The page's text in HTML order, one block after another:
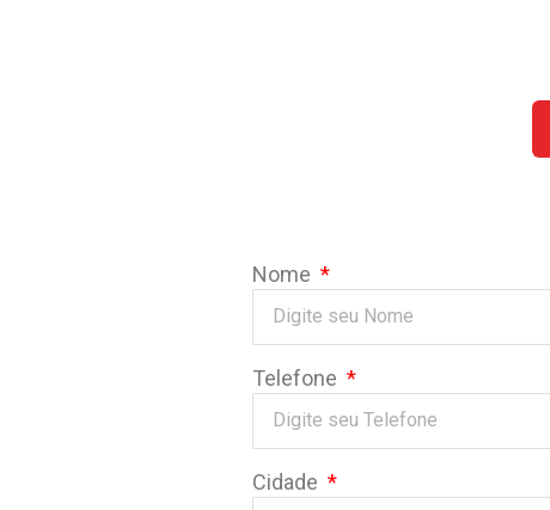
Nome
Telefone
Cidade